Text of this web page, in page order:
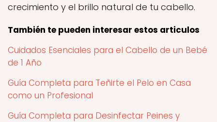
crecimiento y el brillo natural de tu cabello.
También te pueden interesar estos articulos
Cuidados Esenciales para el Cabello de un Bebé
de 1 Año
Guía Completa para Teñirte el Pelo en Casa
como un Profesional
Guía Completa para Desinfectar Peines y